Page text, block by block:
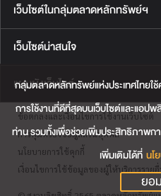
กลุ่มตลาดหลักทรัพย์แห่งประเทศไทย
การใช้งานที่ดีที่สุดบนเว็บไซต์และแอป
ท่าน รวมทั้งเพื่อช่วยเพิ่มประสิทธิภาพก
เพิ่มเติมได้ที่ นโ
ยอ
เว็บไซต์ในกลุ่มตลาดหลักทรัพย์ฯ
เว็บไซต์น่าสนใจ
แผนผังเว็บไซต์
ข้อตกลงและเงื่อนไขการใช้งานเว็บไซต์
การคุ้มครองข้อมูลส่วนบุคคล
นโยบายการใช้คุกกี้
เงื่อนไขการใช้ข้อมูลของผู้ให้บริการราย